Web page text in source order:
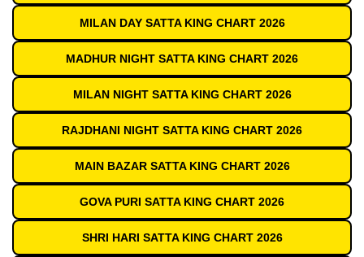
MILAN DAY SATTA KING CHART 2026
MADHUR NIGHT SATTA KING CHART 2026
MILAN NIGHT SATTA KING CHART 2026
RAJDHANI NIGHT SATTA KING CHART 2026
MAIN BAZAR SATTA KING CHART 2026
GOVA PURI SATTA KING CHART 2026
SHRI HARI SATTA KING CHART 2026